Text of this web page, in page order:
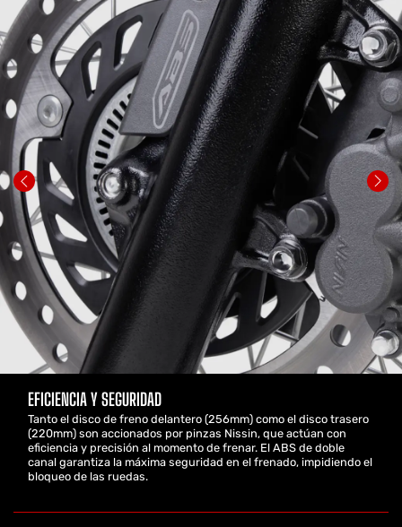
EFICIENCIA Y SEGURIDAD
Tanto el disco de freno delantero (256mm) como el disco trasero
(220mm) son accionados por pinzas Nissin, que actúan con
eficiencia y precisión al momento de frenar. El ABS de doble
canal garantiza la máxima seguridad en el frenado, impidiendo el
bloqueo de las ruedas.